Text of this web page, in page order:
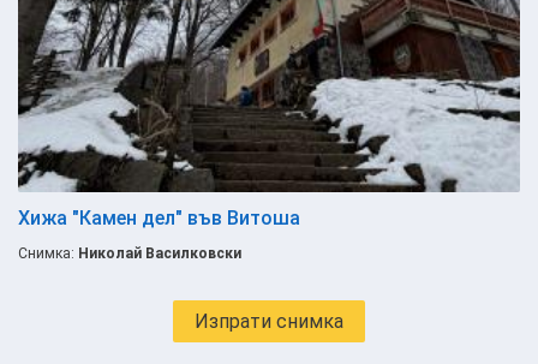
Хижа "Камен дел" във Витоша
Снимка: Николай Василковски
Изпрати снимка